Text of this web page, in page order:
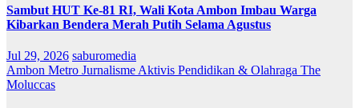
Sambut HUT Ke-81 RI, Wali Kota Ambon Imbau Warga
Kibarkan Bendera Merah Putih Selama Agustus
Jul 29, 2026 saburomedia
Ambon Metro Jurnalisme Aktivis Pendidikan & Olahraga The
Moluccas